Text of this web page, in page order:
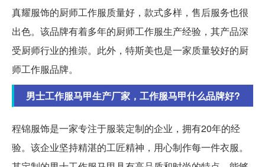
真耀服饰的厨师工作服质量好，款式多样，售后服务也很
出色。该品牌有着多年的厨师工作服生产经验，其产品深
受厨师行业的推崇。此外，特斯美也是一家质量较好的厨
师工作服品牌。
男士工作服马甲生产厂家，工作服马甲什么品牌好?
程锦服饰是一家专注于服装定制的企业，拥有20年的经
验。该企业坚持精湛的工匠精神，用心制作每一件衣服。